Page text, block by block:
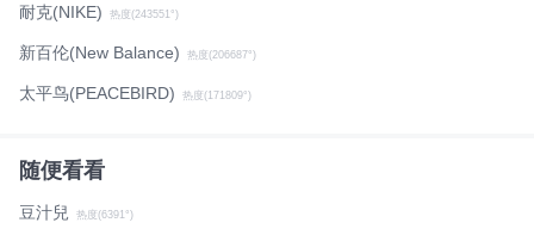
耐克(NIKE) 热度(243551°)
新百伦(New Balance) 热度(206687°)
太平鸟(PEACEBIRD) 热度(171809°)
随便看看
豆汁兒 热度(6391°)